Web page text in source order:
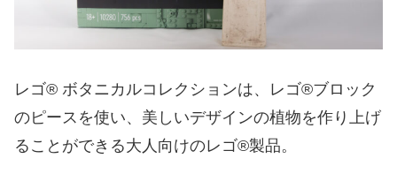
レゴ® ボタニカルコレクションは、レゴ®ブロック
のピースを使い、美しいデザインの植物を作り上げ
ることができる大人向けのレゴ®製品。